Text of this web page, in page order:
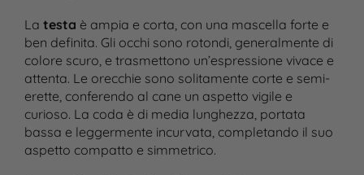
La testa è ampia e corta, con una mascella forte e
ben definita. Gli occhi sono rotondi, generalmente di
colore scuro, e trasmettono un’espressione vivace e
attenta. Le orecchie sono solitamente corte e semi-
erette, conferendo al cane un aspetto vigile e
curioso. La coda è di media lunghezza, portata
bassa e leggermente incurvata, completando il suo
aspetto compatto e simmetrico.